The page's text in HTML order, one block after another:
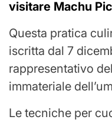
visitare Machu
Questa pratica
iscritta dal 7
rappresentativo
immateriale
Le tecniche per